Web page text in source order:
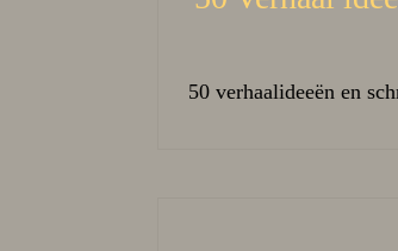
50 verhaalideeën en